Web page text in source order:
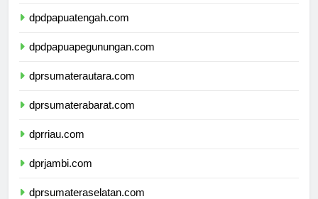
dpdpapuatengah.com
dpdpapuapegunungan.com
dprsumaterautara.com
dprsumaterabarat.com
dprriau.com
dprjambi.com
dprsumateraselatan.com